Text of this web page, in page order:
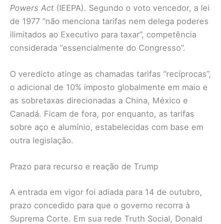
Powers Act (IEEPA). Segundo o voto vencedor, a lei
de 1977 “não menciona tarifas nem delega poderes
ilimitados ao Executivo para taxar”, competência
considerada “essencialmente do Congresso”.
O veredicto atinge as chamadas tarifas “recíprocas”,
o adicional de 10% imposto globalmente em maio e
as sobretaxas direcionadas a China, México e
Canadá. Ficam de fora, por enquanto, as tarifas
sobre aço e alumínio, estabelecidas com base em
outra legislação.
Prazo para recurso e reação de Trump
A entrada em vigor foi adiada para 14 de outubro,
prazo concedido para que o governo recorra à
Suprema Corte. Em sua rede Truth Social, Donald